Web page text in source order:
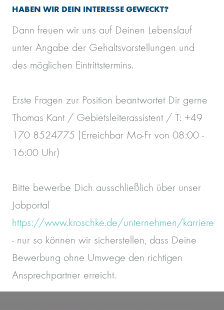
HABEN WIR DEIN INTERESSE GEWECKT?
Dann freuen wir uns auf Deinen Lebenslauf
unter Angabe der Gehaltsvorstellungen und
des möglichen Eintrittstermins.
Erste Fragen zur Position beantwortet Dir gerne
Thomas Kant / Gebietsleiterassistent / T: +49
170 8524775 (Erreichbar Mo-Fr von 08:00 -
16:00 Uhr)
Bitte bewerbe Dich ausschließlich über unser
Jobportal
https://www.kroschke.de/unternehmen/karriere
- nur so können wir sicherstellen, dass Deine
Bewerbung ohne Umwege den richtigen
Ansprechpartner erreicht.